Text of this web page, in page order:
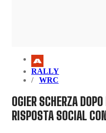
RALLY
WRC
OGIER SCHERZA
RISPOSTA SOCIAL